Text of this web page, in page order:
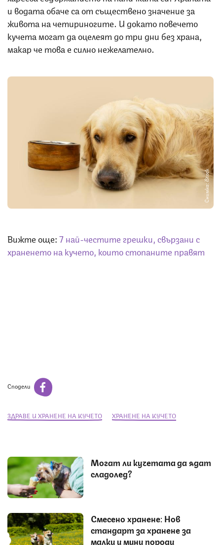
и водата обаче са от съществено значение за
живота на четириногите. И докато повечето
кучета могат да оцелеят до три дни без храна,
макар че това е силно нежелателно.
Снимка: iStock
Вижте още:7 най-честите грешки, свързани с
храненето на кучето, които стопаните правят
Сподели
ЗДРАВЕ И ХРАНЕНЕ НА КУЧЕТО ХРАНЕНЕ НА КУЧЕТО
Могат ли кучетата да ядат
сладолед?
Смесено хранене: Нов
стандарт за хранене за
малки и мини породи